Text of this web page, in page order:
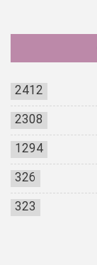
2412
2308
1294
326
323